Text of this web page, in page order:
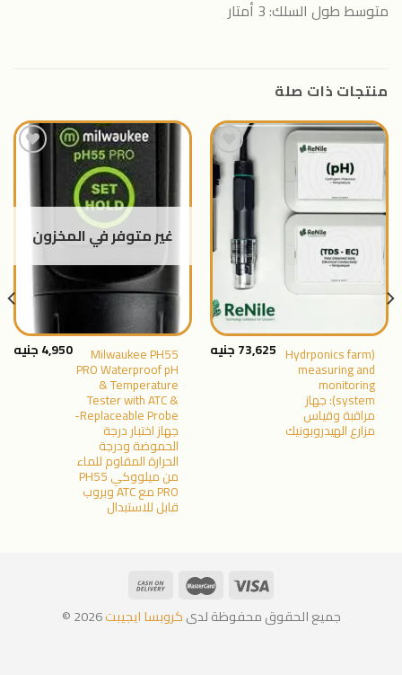
متوسط طول السلك: 3 أمتار
منتجات ذات صلة
اضافة
المفضلة
(Hydrponics farm
measuring and
monitoring
system): جهاز
مراقبة وقياس
مزارع الهيدروبونيك
73,625جنيه
اضافة
الى
المفضلةغير متوفر في المخزون
Milwaukee PH55
PRO Waterproof pH
& Temperature
Tester with ATC &
Replaceable Probe-
جهاز اختبار درجة
الحموضة ودرجة
الحرارة المقاوم للماء
من ميلووكي PH55
PRO مع ATC وبروب
قابل للاستبدال
4,950جنيه
جميع الحقوق محفوظة لدىكروبسا ايجيبت2026 ©